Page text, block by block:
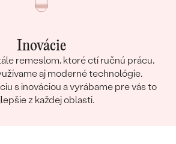
Inovácie
remeslom, ktoré ctí ručnú prácu,
aj moderné technológie.
s inováciou a vyrábame pre vás to
z každej oblasti.